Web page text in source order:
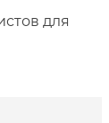
для